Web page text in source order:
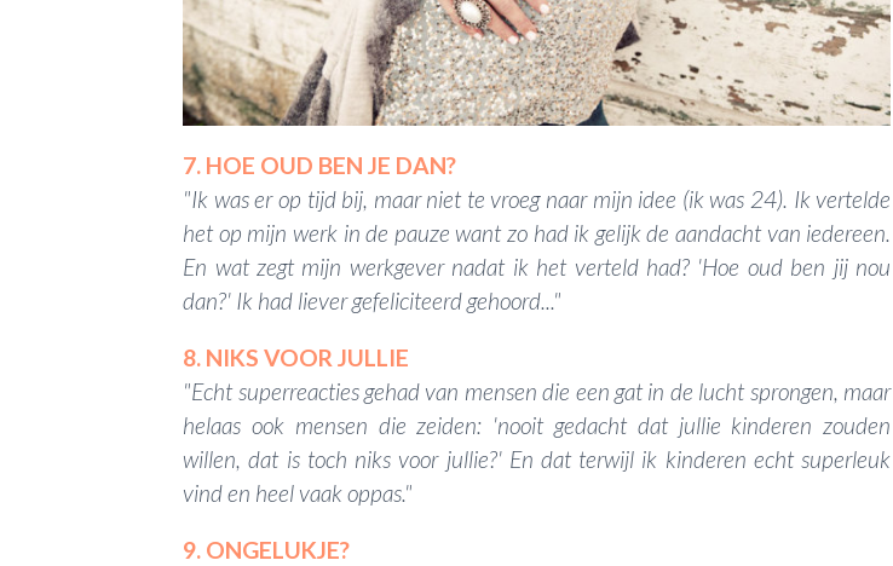
7. HOE OUD BEN JE DAN?
"Ik was er op tijd bij, maar niet te vroeg naar mijn idee (ik was 24). Ik vertelde
het op mijn werk in de pauze want zo had ik gelijk de aandacht van iedereen.
En wat zegt mijn werkgever nadat ik het verteld had? 'Hoe oud ben jij nou
dan?' Ik had liever gefeliciteerd gehoord..."
8. NIKS VOOR JULLIE
"Echt superreacties gehad van mensen die een gat in de lucht sprongen, maar
helaas ook mensen die zeiden: 'nooit gedacht dat jullie kinderen zouden
willen, dat is toch niks voor jullie?' En dat terwijl ik kinderen echt superleuk
vind en heel vaak oppas."
9. ONGELUKJE?